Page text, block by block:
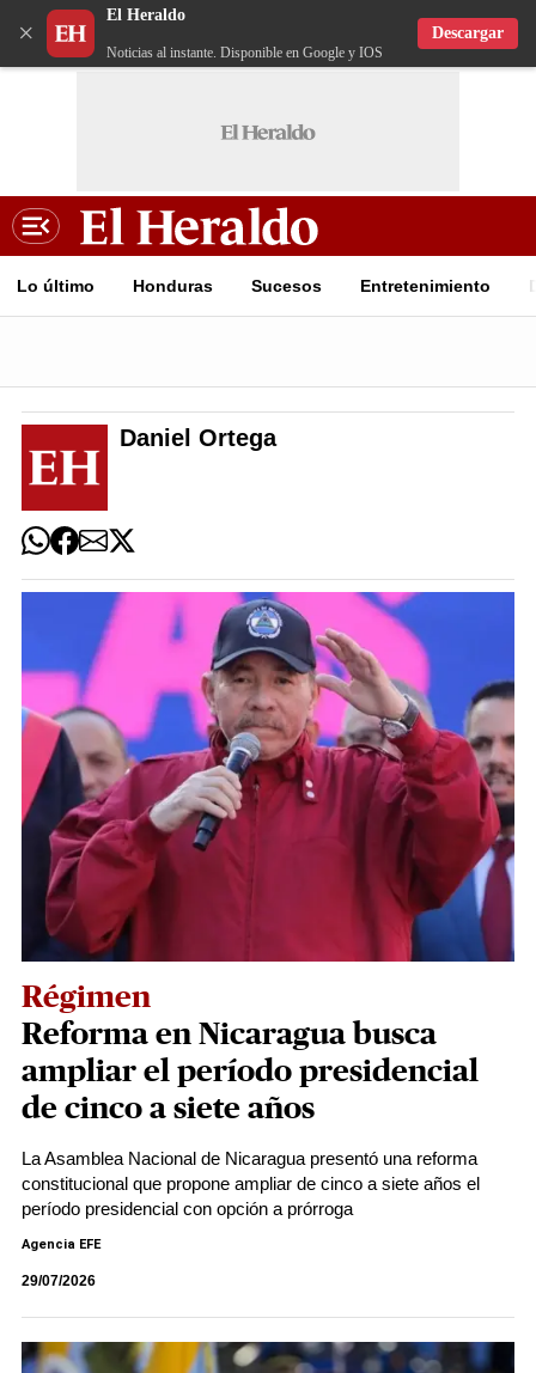
×
El Heraldo
Noticias al instante. Disponible en Google y IOS
Descargar
Lo último Honduras Sucesos Entretenimiento
Daniel Ortega
Régimen
Reforma en Nicaragua busca
ampliar el período presidencial
de cinco a siete años
La Asamblea Nacional de Nicaragua presentó una reforma
constitucional que propone ampliar de cinco a siete años el
período presidencial con opción a prórroga
Agencia EFE
29/07/2026